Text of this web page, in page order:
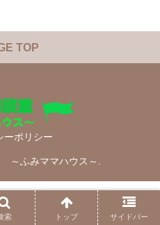
TOP
ーポリシー
～ふみママハウス～.
索 トップ サイドバー